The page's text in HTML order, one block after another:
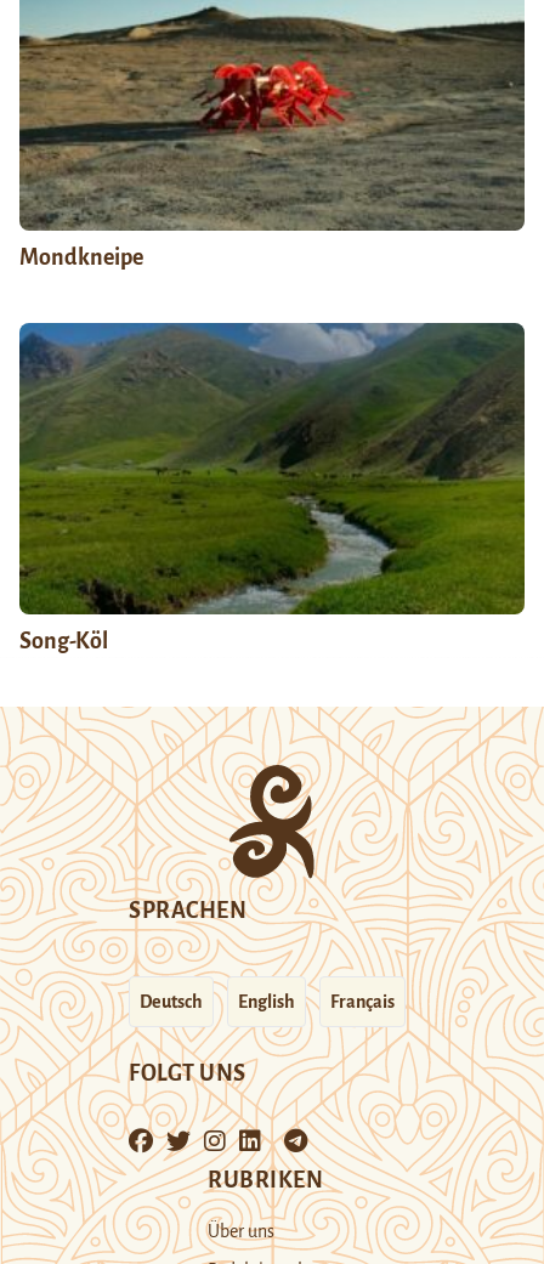
Mondkneipe
Song-Köl
SPRACHEN
Deutsch English Français
FOLGT UNS
RUBRIKEN
Über uns